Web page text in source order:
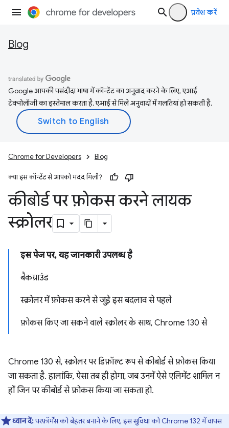
प्रवेश करें
Blog
Google आपकी पसंदीदा भाषा में कॉन्टेंट का अनुवाद करने के लिए, एआई
टेक्नोलॉजी का इस्तेमाल करता है. एआई से मिले अनुवादों में गलतियां हो सकती हैं.
Chrome for Developers Blog
क्या इस कॉन्टेंट से आपको मदद मिली?
कीबोर्ड पर फ़ोकस करने लायक
स्क्रोलर
इस पेज पर, यह जानकारी उपलब्ध है
बैकग्राउंड
स्क्रोलर में फ़ोकस करने से जुड़े इस बदलाव से पहले
फ़ोकस किए जा सकने वाले स्क्रोलर के साथ, Chrome 130 से
Chrome 130 से, स्क्रोलर पर डिफ़ॉल्ट रूप से कीबोर्ड से फ़ोकस किया
जा सकता है. हालांकि, ऐसा तब ही होगा, जब उनमें ऐसे एलिमेंट शामिल न
हों जिन पर कीबोर्ड से फ़ोकस किया जा सकता हो.
ध्यान दें:परफ़ॉर्मेंस को बेहतर बनाने के लिए, इस सुविधा को Chrome 132 में वापस